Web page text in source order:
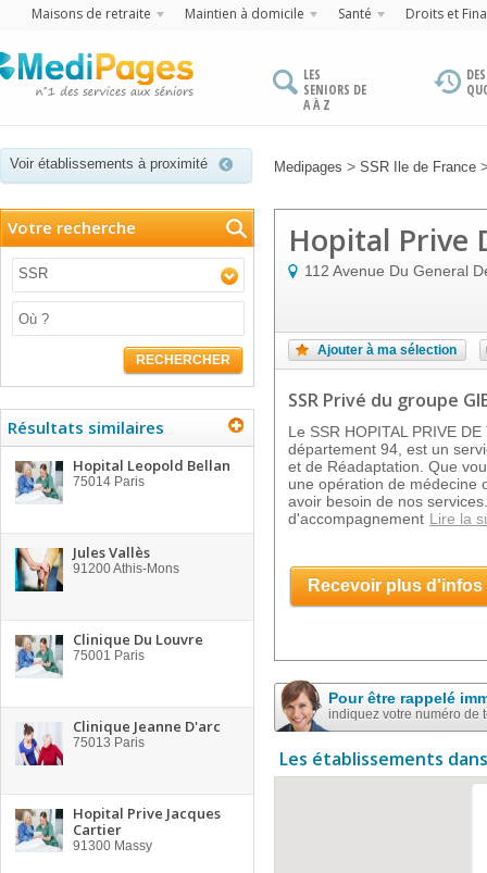
Maisons de retraite Maintien à domicile Santé Droits et
LES
SENIORS DE
A À Z
Voir établissements à proximité Medipages > SSR Ile de France
Votre recherche
SSR
RECHERCHER
Résultats similaires
Hopital Leopold Bellan
75014 Paris
Jules Vallès
91200Athis-Mons
Clinique Du Louvre
75001 Paris
Clinique Jeanne D'arc
75013 Paris
Hopital Prive Jacques
Cartier
91300 Massy
Hopital Prive
112 Avenue Du General
Ajouter à ma sélection
SSR Privé du groupe
Le SSR HOPITAL PRIVE
département 94, est un
et de Réadaptation. Que
une opération de médecine
avoir besoin de nos
d'accompagnement Lire la
Recevoir plus d'infos
Pour être rappelé
indiquez votre numéro de
Les établissements